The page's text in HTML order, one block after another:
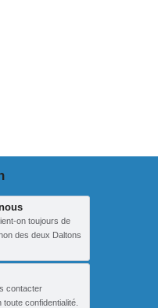
on toujours de
des deux Daltons
contacter
confidentialité.